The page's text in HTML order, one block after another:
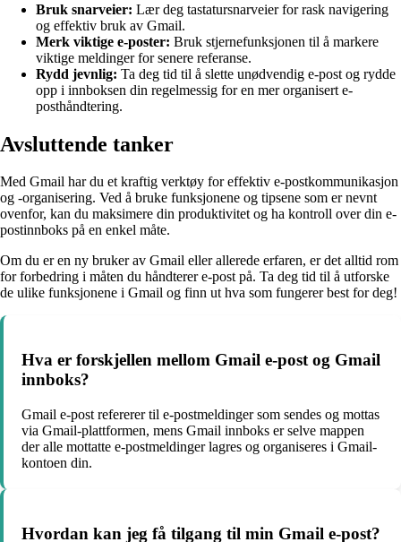
Bruk snarveier: Lær deg tastatursnarveier for rask navigering
og effektiv bruk av Gmail.
Merk viktige e-poster: Bruk stjernefunksjonen til å markere
viktige meldinger for senere referanse.
Rydd jevnlig: Ta deg tid til å slette unødvendig e-post og rydde
opp i innboksen din regelmessig for en mer organisert e-
posthåndtering.
Avsluttende tanker
Med Gmail har du et kraftig verktøy for effektiv e-postkommunikasjon
og -organisering. Ved å bruke funksjonene og tipsene som er nevnt
ovenfor, kan du maksimere din produktivitet og ha kontroll over din e-
postinnboks på en enkel måte.
Om du er en ny bruker av Gmail eller allerede erfaren, er det alltid rom
for forbedring i måten du håndterer e-post på. Ta deg tid til å utforske
de ulike funksjonene i Gmail og finn ut hva som fungerer best for deg!
Hva er forskjellen mellom Gmail e-post og Gmail
innboks?
Gmail e-post refererer til e-postmeldinger som sendes og mottas
via Gmail-plattformen, mens Gmail innboks er selve mappen
der alle mottatte e-postmeldinger lagres og organiseres i Gmail-
kontoen din.
Hvordan kan jeg få tilgang til min Gmail e-post?